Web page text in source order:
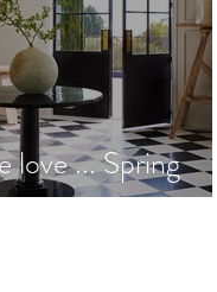
love ... Spring